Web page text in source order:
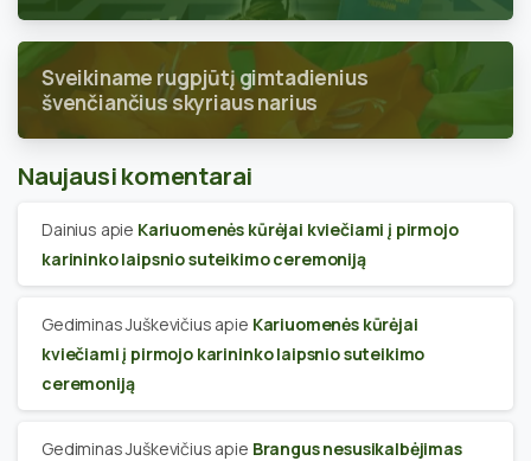
Sveikiname rugpjūtį gimtadienius
švenčiančius skyriaus narius
Naujausi komentarai
Dainius apie Kariuomenės kūrėjai kviečiami į pirmojo
karininko laipsnio suteikimo ceremoniją
Gediminas Juškevičius apie Kariuomenės kūrėjai
kviečiami į pirmojo karininko laipsnio suteikimo
ceremoniją
Gediminas Juškevičius apie Brangus nesusikalbėjimas